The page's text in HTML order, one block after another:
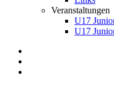
Veranstaltungen
U17
U17